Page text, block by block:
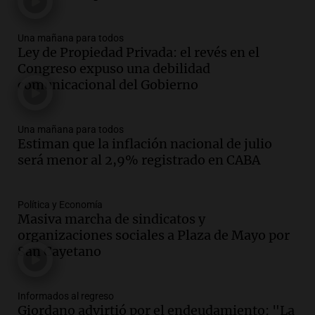
Audio.Joan Gaspart: "Sin Jorge, no sé si
Messi hubiera llegado adonde llegó"
Una mañana para todos
Audio.El orgullo y el sueño argentino de
Jorge Messi en una entrevista con Rony
Vargas en 2007
Audio.El abuelo de Agostina Vega, tras
las nuevas detenciones: "En esa casa
todos tenían algo que ver"
Audio.Una nutricionista derribó el mito
Una mañana para todos
Ley de Propiedad Privada: el revés en el
Congreso expuso una debilidad
comunicacional del Gobierno
Una mañana para todos
Estiman que la inflación nacional de julio
será menor al 2,9% registrado en CABA
Política y Economía
Masiva marcha de sindicatos y
organizaciones sociales a Plaza de Mayo por
San Cayetano
Informados al regreso
Giordano advirtió por el endeudamiento: "La